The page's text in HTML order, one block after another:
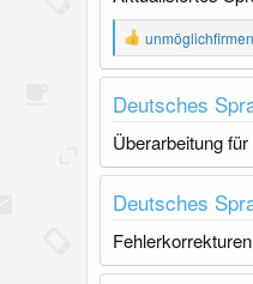
R
e
a
t
o
n
n
unmöglichfirmen
Deutsches
Überarbeitung
Deutsches